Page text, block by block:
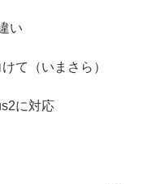
い
て（いまさら）
に対応